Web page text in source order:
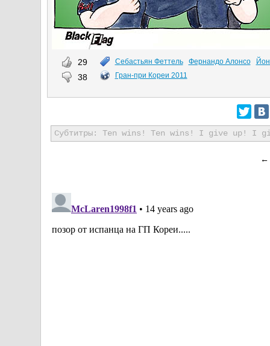
29
38
Себастьян Феттель Фернандо Алонсо
Гран-при Кореи 2011
Субтитры: Ten wins! Ten wins! I give up! I